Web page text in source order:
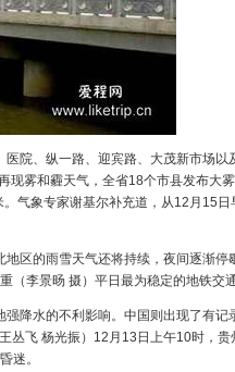
院、纵一路、迎宾路、大茂新市场以
雾和霾天气，全省18个市县发布大
气象专家谢基尔补充道，从12月15
区的雨雪天气还将持续，夜间逐渐停
李景旸 摄）平日最为稳定的地铁交
降水的不利影响。中国则出现了有
丛飞 杨光振）12月13日上午10时，
迷。